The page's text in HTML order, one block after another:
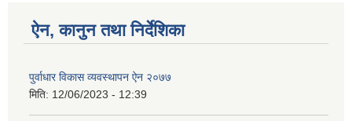
ऐन, कानुन तथा निर्देशिका
पुर्वाधार विकास व्यवस्थापन ऐन २०७७
मिति: 12/06/2023 - 12:39